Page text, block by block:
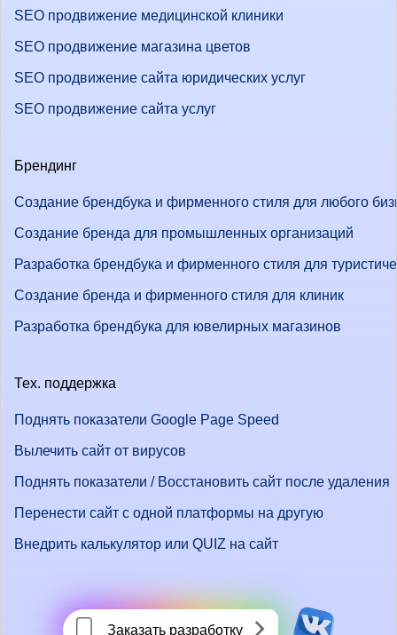
SEO продвижение медицинской клиники
SEO продвижение магазина цветов
SEO продвижение сайта юридических услуг
SEO продвижение сайта услуг
Брендинг
Создание брендбука и фирменного стиля для любого
Создание бренда для промышленных организаций
Разработка брендбука и фирменного стиля для
Создание бренда и фирменного стиля для клиник
Разработка брендбука для ювелирных магазинов
Тех. поддержка
Поднять показатели Google Page Speed
Вылечить сайт от вирусов
Поднять показатели / Восстановить сайт после удаления
Перенести сайт с одной платформы на другую
Внедрить калькулятор или QUIZ на сайт
Заказать разработку